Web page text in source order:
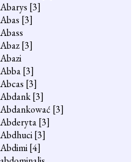
Abarys [3]
Abas [3]
Abass
Abaz[3]
Abazi
Abba[3]
Abcas [3]
Abdank[3]
Abdankować [3]
Abderyta[3]
Abdhuci[3]
Abdimi[4]